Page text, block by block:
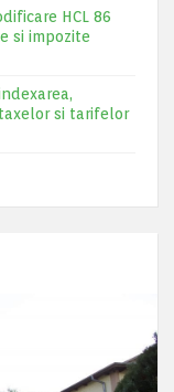
HCL 86
si impozite
si tarifelor